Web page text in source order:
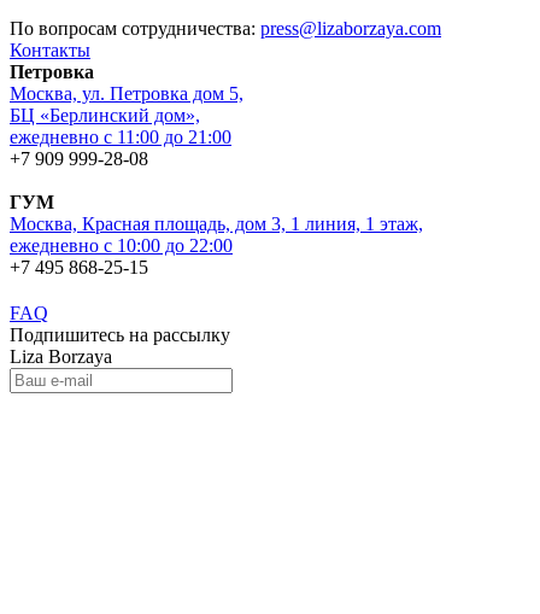
По вопросам сотрудничества: press@lizaborzaya.com
Контакты
Петровка
Москва, ул. Петровка дом 5,
БЦ «Берлинский дом»,
ежедневно с 11:00 до 21:00
+7 909 999-28-08
ГУМ
Москва, Красная площадь, дом 3, 1 линия, 1 этаж,
ежедневно с 10:00 до 22:00
+7 495 868-25-15
FAQ
Подпишитесь на рассылку
Liza Borzaya